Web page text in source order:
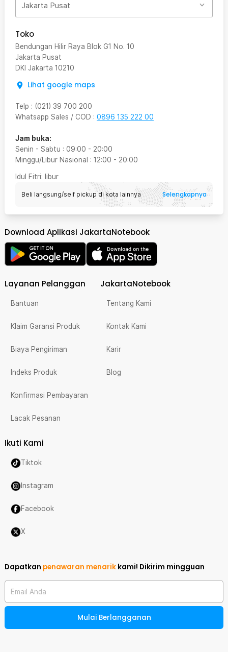
Jakarta Pusat
Toko
Bendungan Hilir Raya Blok G1 No. 10
Jakarta Pusat
DKI Jakarta 10210
Lihat google maps
Telp : (021) 39 700 200
Whatsapp Sales / COD : 0896 135 222 00
Jam buka:
Senin - Sabtu : 09:00 - 20:00
Minggu/Libur Nasional : 12:00 - 20:00
Idul Fitri: libur
Beli langsung/self pickup di kota lainnya Selengkapnya
Download Aplikasi JakartaNotebook
Layanan Pelanggan
Bantuan
Klaim Garansi Produk
Biaya Pengiriman
Indeks Produk
Konfirmasi Pembayaran
Lacak Pesanan
JakartaNotebook
Tentang Kami
Kontak Kami
Karir
Blog
Ikuti Kami
Tiktok
Instagram
Facebook
X
Dapatkan penawaran menarik kami! Dikirim mingguan
Email Anda
Mulai Berlangganan